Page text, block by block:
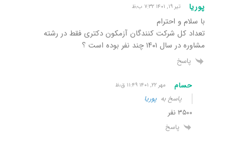
پوریا تیر ۱۹, ۱۴۰۱ ۷:۳۲ ب٫ظ
با سلام و احترام
تعداد کل شرکت کنندگان آزمکون دکتری فقط در رشته
مشاوره در سال ۱۴۰۱ چند نفر بوده است ؟
پاسخ
حسام مهر ۲۲, ۱۴۰۱ ۱۱:۴۹ ق٫ظ
پاسخ به پوریا
۳۵۰۰ نفر
پاسخ